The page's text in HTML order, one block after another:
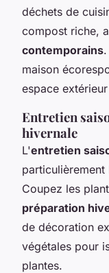
déchets de
compost riche,
contemporains
maison
espace
Entretien
hivernale
L'entretien
particulièrement
Coupez les
préparation
de décoration
végétales pour
plantes.